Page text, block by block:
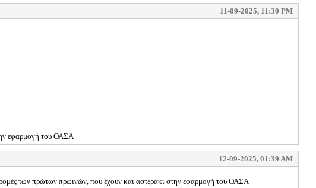
11-09-2025, 11:30 PM
εφαρμογή του ΟΑΣΑ
12-09-2025, 01:39 AM
των πρώτων πρωινών, που έχουν και αστεράκι στην εφαρμογή του ΟΑΣΑ